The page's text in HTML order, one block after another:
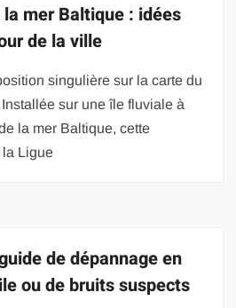
mer Baltique : idées
de la ville
singulière sur la carte du
sur une île fluviale à
la mer Baltique, cette
Ligue
de dépannage en
ou de bruits suspects